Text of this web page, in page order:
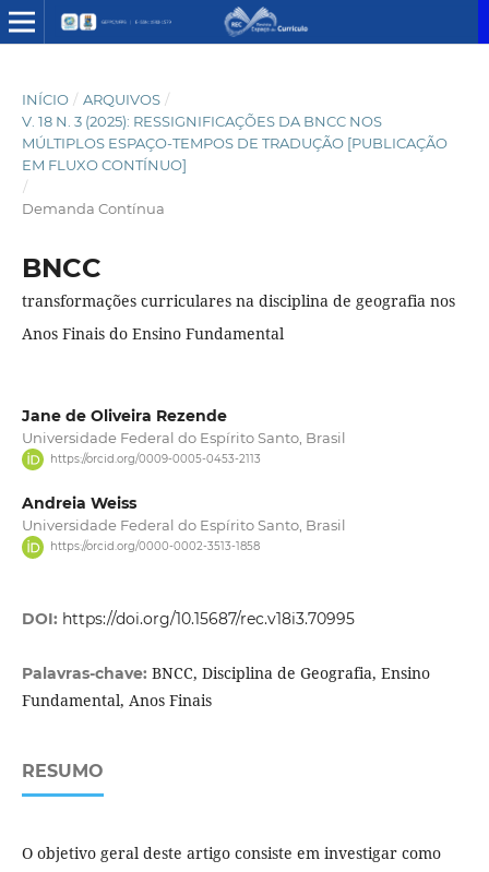
INÍCIO / ARQUIVOS /
V. 18 N. 3 (2025): RESSIGNIFICAÇÕES DA BNCC NOS
MÚLTIPLOS ESPAÇO-TEMPOS DE TRADUÇÃO [PUBLICAÇÃO
EM FLUXO CONTÍNUO]
/
Demanda Contínua
BNCC
transformações curriculares na disciplina de geografia nos
Anos Finais do Ensino Fundamental
Jane de Oliveira Rezende
Universidade Federal do Espírito Santo, Brasil
https://orcid.org/0009-0005-0453-2113
Andreia Weiss
Universidade Federal do Espírito Santo, Brasil
https://orcid.org/0000-0002-3513-1858
DOI: https://doi.org/10.15687/rec.v18i3.70995
Palavras-chave: BNCC, Disciplina de Geografia, Ensino
Fundamental, Anos Finais
RESUMO
O objetivo geral deste artigo consiste em investigar como